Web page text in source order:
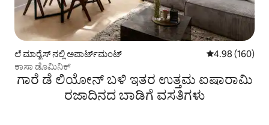
ಲೆ ಮಾರೈಸ್ ನಲ್ಲಿ ಅಪಾರ್ಟ್‌ಮಂಟ್ 5 ರಲ್ಲಿ 4.98
4.98 (160)
ಕಾಸಾ ಡೊಮಿನಿಕ್
ಗಾರೆ ಡೆ ಲಿಯೋನ್ ಬಳಿ ಇತರ ಉತ್ತಮ ಐಷಾರಾಮಿ
ರಜಾದಿನದ ಬಾಡಿಗೆ ವಸತಿಗಳು